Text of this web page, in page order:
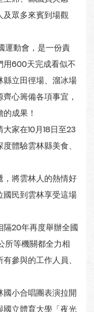
及眾多來賓到場觀
運動會，是一份責
用600天完成看似不
立田徑場、溜冰場
心籌備各項事宜，
成果！
家在10月18日至23
體驗雲林縣美食、
將雲林人的熱情好
民到雲林享受這場
20年再度舉辦全國
所等機關都全力相
參與的工作人員、
小合唱團表演拉開
立體育大學「夜光